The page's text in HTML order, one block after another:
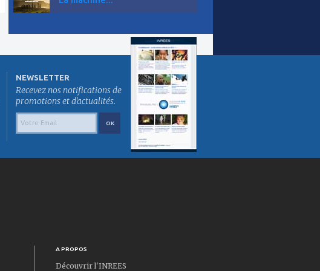
NEWSLETTER
Recevez nos notifications de
promotions et d'actualités.
A PROPOS
Découvrir l'INREES